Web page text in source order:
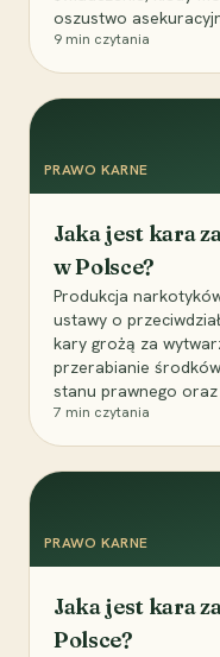
oszustwo
9 min czytania
PRAWO KARNE
Jaka jest kara
w Polsce?
Produkcja
ustawy o
kary grożą za
przerabianie
stanu prawnego
7 min czytania
PRAWO KARNE
Jaka jest kara
Polsce?